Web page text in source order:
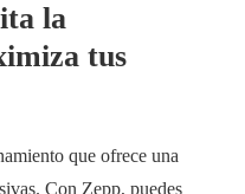
la
tus
que ofrece una
Con Zepp, puedes